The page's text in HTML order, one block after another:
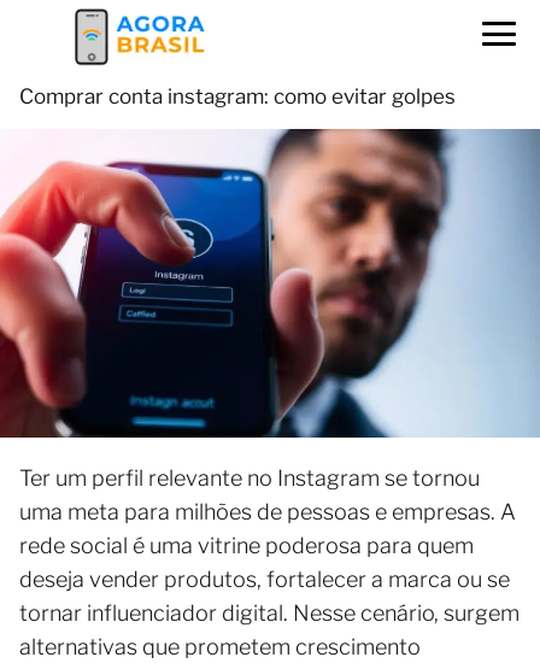
Comprar conta instagram: como evitar golpes
Ter um perfil relevante no Instagram se tornou
uma meta para milhões de pessoas e empresas. A
rede social é uma vitrine poderosa para quem
deseja vender produtos, fortalecer a marca ou se
tornar influenciador digital. Nesse cenário, surgem
alternativas que prometem crescimento